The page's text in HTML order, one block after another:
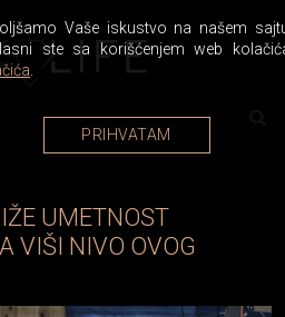
UMETNOST
VIŠI NIVO OVOG
Vaše iskustvo na našem
ste sa korišćenjem web
PRIHVATAM